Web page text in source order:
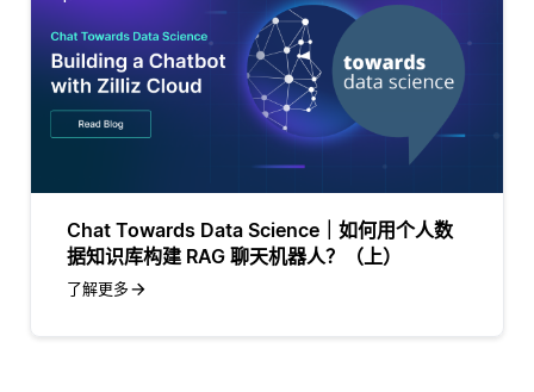
Chat Towards Data Science｜如何用个人数
据知识库构建 RAG 聊天机器人？（上）
了解更多